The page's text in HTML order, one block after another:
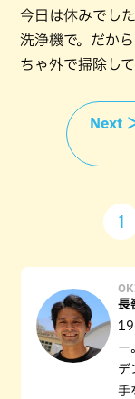
今日は休みでし
洗浄機で。だか
ちゃ外で掃除し
Next
1
長
ー
デ
手